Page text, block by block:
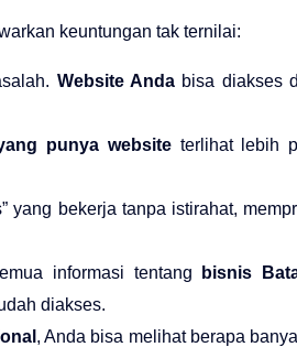
keuntungan tak ternilai:
Website Andabisa diakses
punya websiteterlihat lebih
yang bekerja tanpa istirahat,
informasi tentang bisnis
diakses.
, Anda bisa melihat berapa